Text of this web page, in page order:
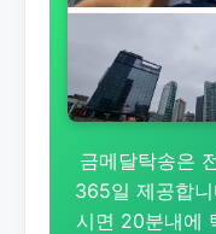
금메달탁송은
365일 제공합
시면 20분내에